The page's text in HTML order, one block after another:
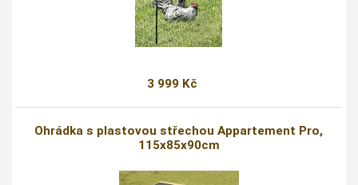
3 999 Kč
Ohrádka s plastovou střechou Appartement Pro,
115x85x90cm